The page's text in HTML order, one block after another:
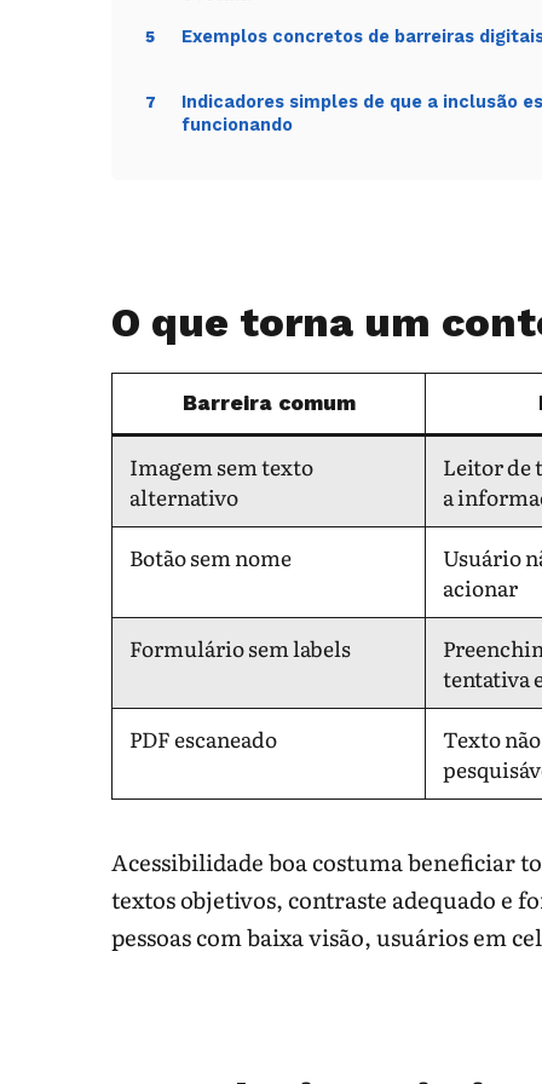
5 Exemplos concretos de barreiras
7
Indicadores simples de que a inclusão
funcionando
O que torna um
Barreira comum
Imagem sem texto
alternativo
Leitor de
a
Botão sem nome
Usuário
acionar
Formulário sem labels
tentativa
PDF escaneado
Texto
Acessibilidade boa costuma beneficiar
textos objetivos, contraste adequado e
pessoas com baixa visão, usuários em